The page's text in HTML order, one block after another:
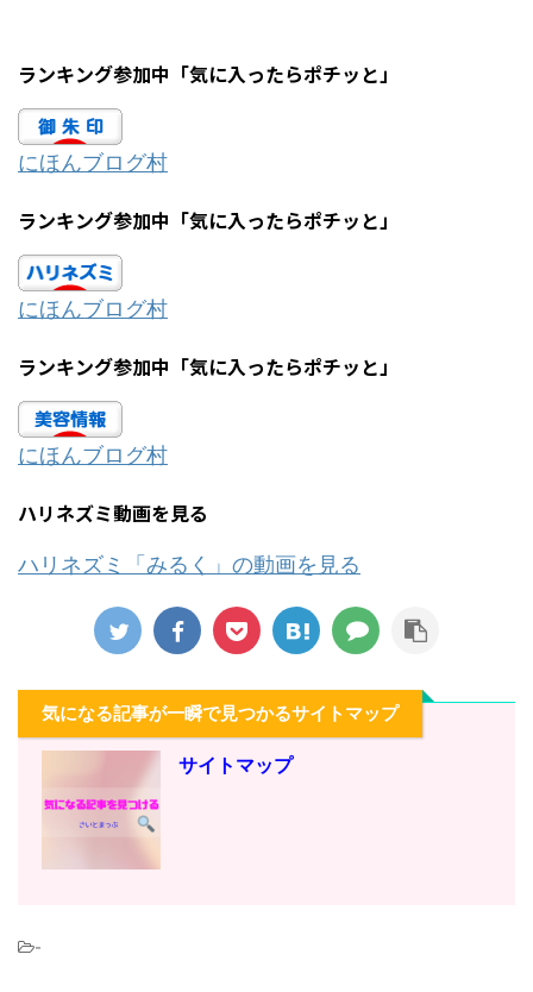
ランキング参加中「気に入ったらポチッと」
にほんブログ村
ランキング参加中「気に入ったらポチッと」
にほんブログ村
ランキング参加中「気に入ったらポチッと」
にほんブログ村
ハリネズミ動画を見る
ハリネズミ「みるく」の動画を見る
気になる記事が一瞬で見つかるサイトマップ
サイトマップ
-